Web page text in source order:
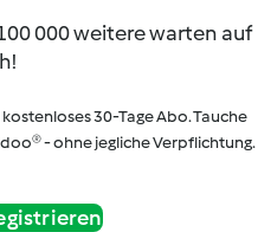
000 weitere warten auf
30-Tage Abo. Tauche
- ohne jegliche Verpflichtung.